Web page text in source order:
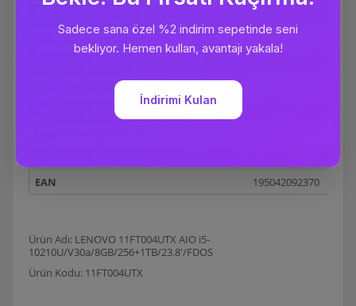
Ram (Sistem Belleği)
EAN
195042092370
Ürün Adı: LENOVO 11FT004UTX AIO i5-
10210U/V30a/8GB/256+1TB/23.8'/FDOS
Ürün Kodu: 11FT004UTX